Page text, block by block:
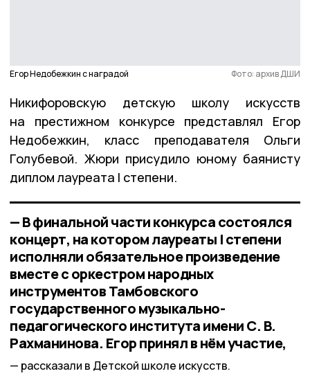
Егор Недобежкин с наградой Фото: архив ДШИ
Никифоровскую детскую школу искусств
на престижном конкурсе представлял Егор
Недобежкин, класс преподавателя Ольги
Голубевой. Жюри присудило юному баянисту
диплом лауреата I степени.
— В финальной части конкурса состоялся
концерт, на котором лауреаты I степени
исполняли обязательное произведение
вместе с оркестром народных
инструментов Тамбовского
государственного музыкально-
педагогического института имени С. В.
Рахманинова. Егор принял в нём участие,
рассказали в Детской школе искусств.